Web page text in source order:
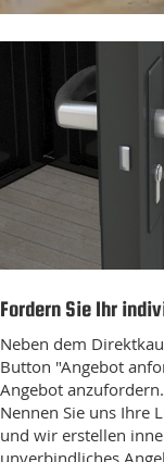
Fordern Sie Ihr
Neben dem
Button "Angebot
Angebot anzufordern.
Nennen Sie uns Ihre
und wir erstellen